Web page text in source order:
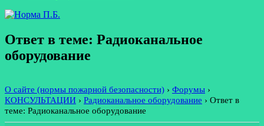
Ответ в теме: Радиоканальное
оборудование
О сайте (нормы пожарной безопасности) › Форумы ›
КОНСУЛЬТАЦИИ › Радиоканальное оборудование › Ответ в
теме: Радиоканальное оборудование